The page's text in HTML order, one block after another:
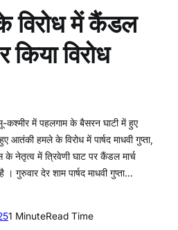
में कैंडल
किया विरोध
में पहलगाम के बैसरन घाटी में हुए
हमले के विरोध में पार्षद माधवी गुप्ता,
के नेतृत्व में त्रिवेणी घाट पर कैंडल मार्च
। गुरुवार देर शाम पार्षद माधवी गुप्ता…
1 MinuteRead Time